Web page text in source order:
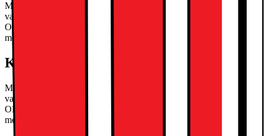
Med iPad Pro 13" kan du enkelt släppa lös din kreativa talang, tack
vare den kraftfulla Apple M5-processorn, Ultra Retina XDR
OLED-skärm med ProMotion och en 12 megapixels bakre kamera
med ProRes-stöd.
Kort om produkten
Med iPad Pro 13" kan du enkelt släppa lös din kreativa talang, tack
vare den kraftfulla Apple M5-processorn, Ultra Retina XDR
OLED-skärm med ProMotion och en 12 megapixels bakre kamera
med ProRes-stöd.